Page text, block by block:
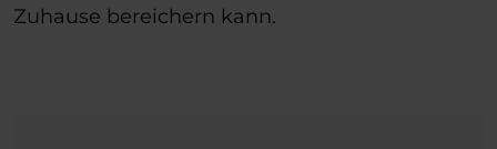
Zuhause bereichern kann.